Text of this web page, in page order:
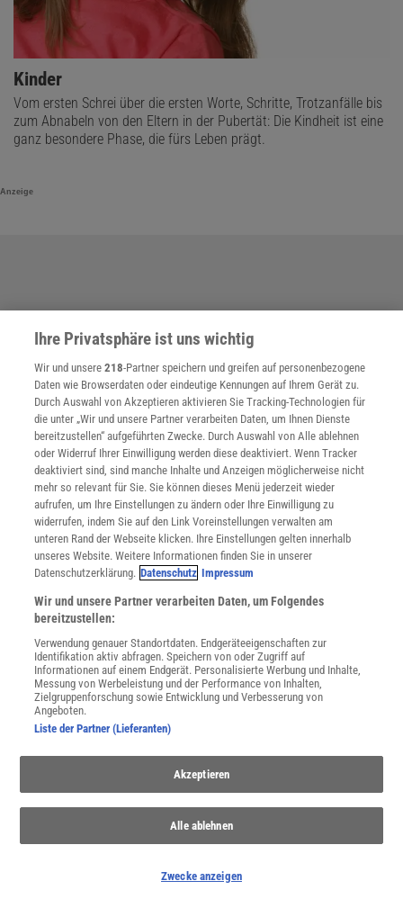
Kinder
Vom ersten Schrei über die ersten Worte, Schritte, Trotzanfälle bis
zum Abnabeln von den Eltern in der Pubertät: Die Kindheit ist eine
ganz besondere Phase, die fürs Leben prägt.
Anzeige
SPONSORED
PARTNERINHALTE
Anzeige
Ihre Privatsphäre ist uns wichtig
Wir und unsere218-Partner speichern und greifen auf personenbezogene
Daten wie Browserdaten oder eindeutige Kennungen auf Ihrem Gerät zu.
Durch Auswahl von Akzeptieren aktivieren Sie Tracking-Technologien für
die unter „Wir und unsere Partner verarbeiten Daten, um Ihnen Dienste
bereitzustellen“ aufgeführten Zwecke. Durch Auswahl von Alle ablehnen
oder Widerruf Ihrer Einwilligung werden diese deaktiviert. Wenn Tracker
deaktiviert sind, sind manche Inhalte und Anzeigen möglicherweise nicht
mehr so relevant für Sie. Sie können dieses Menü jederzeit wieder
aufrufen, um Ihre Einstellungen zu ändern oder Ihre Einwilligung zu
widerrufen, indem Sie auf den Link Voreinstellungen verwalten am
unteren Rand der Webseite klicken. Ihre Einstellungen gelten innerhalb
unseres Website. Weitere Informationen finden Sie in unserer
Datenschutzerklärung. Datenschutz Impressum
Wir und unsere Partner verarbeiten Daten, um Folgendes
bereitzustellen:
Verwendung genauer Standortdaten. Endgeräteeigenschaften zur
Identifikation aktiv abfragen. Speichern von oder Zugriff auf
Informationen auf einem Endgerät. Personalisierte Werbung und Inhalte,
Messung von Werbeleistung und der Performance von Inhalten,
Zielgruppenforschung sowie Entwicklung und Verbesserung von
Angeboten.
Liste der Partner (Lieferanten)
Akzeptieren
Alle ablehnen
Zwecke anzeigen